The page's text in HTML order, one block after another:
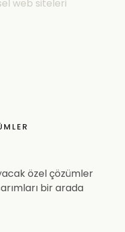
web siteleri
özel çözümler
bir arada